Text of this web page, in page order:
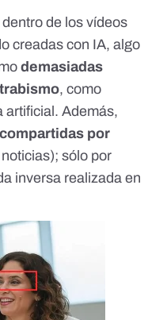
dentro de los vídeos
creadas con IA, algo
demasiadas
, como
artificial . Además,
por
sólo por
inversa realizada en